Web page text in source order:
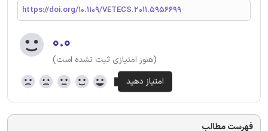
https://doi.org/10.1109/VETECS.2011.5956699
۰.۰
(هنوز امتیازی ثبت نشده است)
فهرست مطالب